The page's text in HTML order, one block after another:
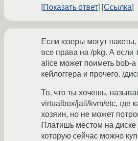
Показать ответ Ссылка
Если юзеры могут пакеты,
все права на /pkg. А если
alice может поиметь bob-а
кейлоггера и прочего. /
То, что ты хочешь,
virtualbox/jail/kvm/etc, где
хозяин, но не может
Платишь местом на
которую сейчас можно